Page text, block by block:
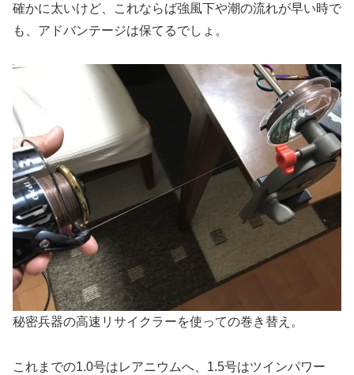
確かに太いけど、これならば強風下や潮の流れが早い時で
も、アドバンテージは保てるでしょ。
秘密兵器の高速リサイクラーを使っての巻き替え。
これまでの1.0号はレアニウムへ、1.5号はツインパワー